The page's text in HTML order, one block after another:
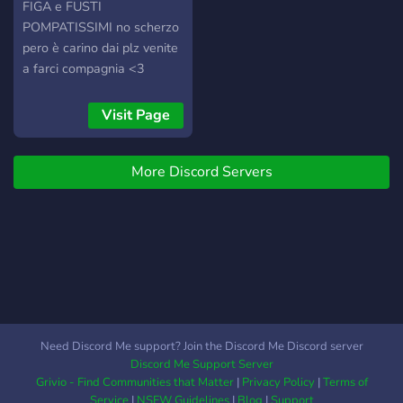
royal
FIGA e FUSTI
POMPATISSIMI no scherzo
pero è carino dai plz venite
a farci compagnia <3
╭・?〢Chat testuali ︳
┠・?〢Chat vocali ︳ ┠・?
〢minigames ︳ ┠・⭐〢
Sistema di livelli ︳ ┠・?〢
Tanti ruoli
██╔══██╗██╔══██╗██╔══██╗
██████╔╝██║░░██║██████╔╝
██╔═══╝░██║░░██║██╔══██╗
Visit Page
More Discord Servers
Need Discord Me support? Join the Discord Me Discord server
Discord Me Support Server
Grivio - Find Communities that Matter| Privacy Policy|Terms of